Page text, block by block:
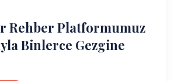
Rehber Platformumuz
Binlerce Gezgine